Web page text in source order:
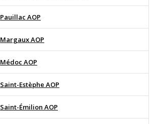
Pauillac AOP
Margaux AOP
Médoc AOP
Saint-Estèphe AOP
Saint-Émilion AOP